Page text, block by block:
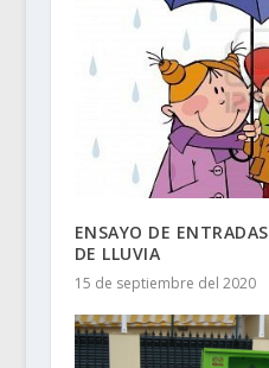
ENSAYO DE
DE LLUVIA
15 de septiembre del 2020